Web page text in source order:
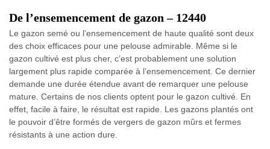
De l’ensemencement de gazon – 12440
Le gazon semé ou l’ensemencement de haute qualité sont deux
des choix efficaces pour une pelouse admirable. Même si le
gazon cultivé est plus cher, c’est probablement une solution
largement plus rapide comparée à l’ensemencement. Ce dernier
demande une durée étendue avant de remarquer une pelouse
mature. Certains de nos clients optent pour le gazon cultivé. En
effet, facile à faire, le résultat est rapide. Les gazons plantés ont
le pouvoir d’être formés de vergers de gazon mûrs et fermes
résistants à une action dure.